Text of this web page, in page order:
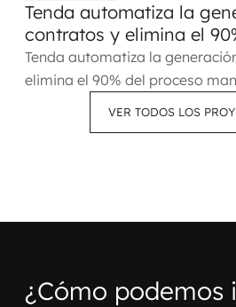
Tenda automatiza la
contratos y elimina el
manual
Tenda automatiza la
elimina el 90% del proceso
VER TODOS LOS
¿Cómo podemos